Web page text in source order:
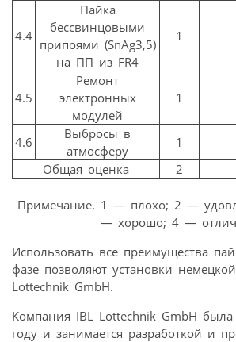
4.4
Пайка
бессвинцовыми
припоями (SnAg3,5)
на ПП из FR4
1
4.5
Ремонт
электронных
модулей
1
4.6
Выбросы в
атмосферу
1
Общая оценка
2
Примечание. 1 — плохо; 2 —
— хорошо; 4 —
Использовать все преимущества
фазе позволяют установки
Lottechnik GmbH.
Компания IBL Lottechnik GmbH
году и занимается разработкой и